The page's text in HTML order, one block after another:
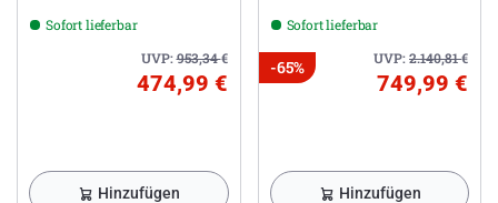
Sofort lieferbar
UVP:953,34€
474,99 €
Hinzufügen
Sofort lieferbar
UVP:2.140,81€
-65%
749,99 €
Hinzufügen